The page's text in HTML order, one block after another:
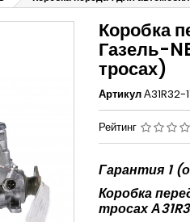
Коробка
Газель-
тросах)
АртикулА31R32-
Рейтинг
Гарантия 1
Коробка
тросах